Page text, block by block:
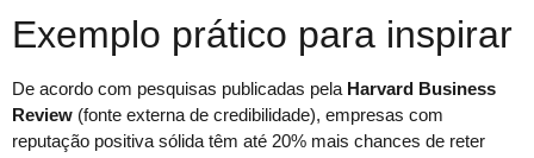
Exemplo prático para inspirar
De acordo com pesquisas publicadas pela Harvard Business
Review (fonte externa de credibilidade), empresas com
reputação positiva sólida têm até 20% mais chances de reter